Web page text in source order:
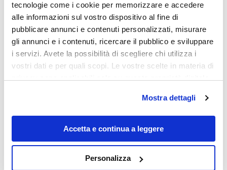
tecnologie come i cookie per memorizzare e accedere
alle informazioni sul vostro dispositivo al fine di
pubblicare annunci e contenuti personalizzati, misurare
gli annunci e i contenuti, ricercare il pubblico e sviluppare
i servizi. Avete la possibilità di scegliere chi utilizza i
vostri dati e per quali scopi. Le vostre scelte in materia di
modificare o revocare il proprio consenso in qualsiasi
momento dalla Dichiarazione sui cookie o facendo clic
sull'icona di attivazione della privacy.
raccogliere informazioni sulla tua posizione
Mostra dettagli
Accetta e continua a leggere
Personalizza
Destinazioni
Se hai deciso di visitare Parigi, questa
attrazione che risale al 1870 è il posto
più autentico da scoprire in città